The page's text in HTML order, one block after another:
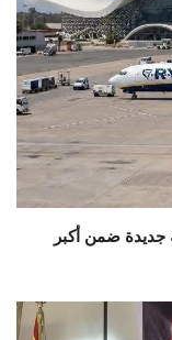
بـ 5 خطوط جوية جديدة ضمن أكبر